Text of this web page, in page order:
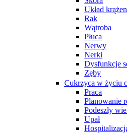
Układ
Rak
Wątroba
Płuca
Nerwy
Nerki
Dysfunkcje
Zęby
Cukrzyca w życiu
Praca
Planowanie
Podeszły
Upał